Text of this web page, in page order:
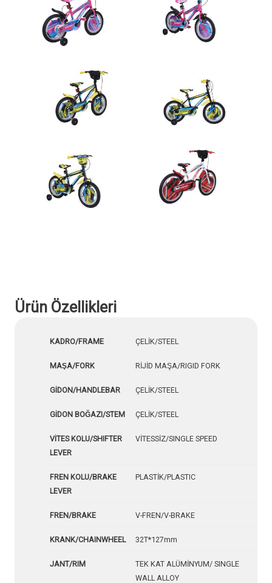
Ürün Özellikleri
KADRO/FRAME ÇELİK/STEEL
MAŞA/FORK RİJİD MAŞA/RIGID FORK
GİDON/HANDLEBAR ÇELİK/STEEL
GİDON BOĞAZI/STEM ÇELİK/STEEL
VİTES KOLU/SHIFTER
LEVER
VİTESSİZ/SINGLE SPEED
FREN KOLU/BRAKE
LEVER
PLASTİK/PLASTIC
FREN/BRAKE V-FREN/V-BRAKE
KRANK/CHAINWHEEL 32T*127mm
JANT/RIM
TEK KAT ALÜMİNYUM/ SINGLE
WALL ALLOY